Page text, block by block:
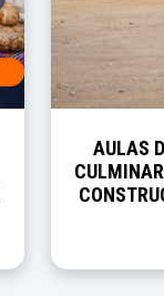
AULAS